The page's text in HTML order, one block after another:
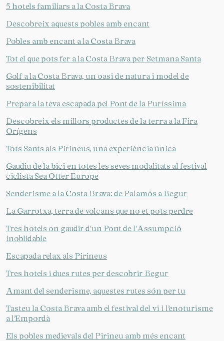
5 hotels familiars a la Costa Brava
Descobreix aquests pobles amb encant
Pobles amb encant a la Costa Brava
Tot el que pots fer a la Costa Brava per Setmana Santa
Golf a la Costa Brava, un oasi de natura i model de
sostenibilitat
Prepara la teva escapada pel Pont de la Puríssima
Descobreix els millors productes de la terra a la Fira
Orígens
Tots Sants als Pirineus, una experiència única
Gaudiu de la bici en totes les seves modalitats al festival
ciclista Sea Otter Europe
Senderisme a la Costa Brava: de Palamós a Begur
La Garrotxa, terra de volcans que no et pots perdre
Tres hotels on gaudir d'un Pont de l'Assumpció
inoblidable
Escapada relax als Pirineus
Tres hotels i dues rutes per descobrir Begur
Amant del senderisme, aquestes rutes són per tu
Tasteu la Costa Brava amb el festival del vi i l’enoturisme
a l’Empordà
Els pobles medievals del Pirineu amb més encant